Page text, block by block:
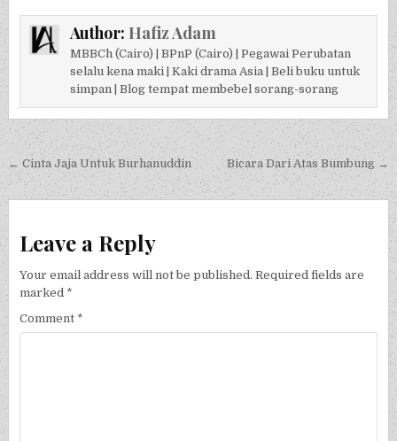
Author: Hafiz Adam
MBBCh (Cairo) | BPnP (Cairo) | Pegawai Perubatan
selalu kena maki | Kaki drama Asia | Beli buku untuk
simpan | Blog tempat membebel sorang-sorang
Post navigation
← Cinta Jaja Untuk Burhanuddin Bicara Dari Atas Bumbung →
Leave a Reply
Your email address will not be published. Required fields are
marked *
Comment *